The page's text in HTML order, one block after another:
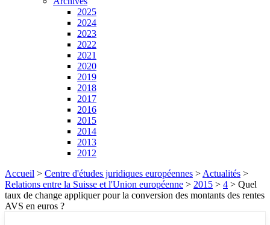
2025
2024
2023
2022
2021
2020
2019
2018
2017
2016
2015
2014
2013
2012
Accueil > Centre d'études juridiques européennes > Actualités >
Relations entre la Suisse et l'Union européenne > 2015 > 4 > Quel
taux de change appliquer pour la conversion des montants des rentes
AVS en euros ?